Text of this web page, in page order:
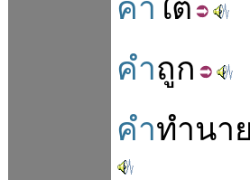
คำ ใต้
คำถูก
คำทำนา